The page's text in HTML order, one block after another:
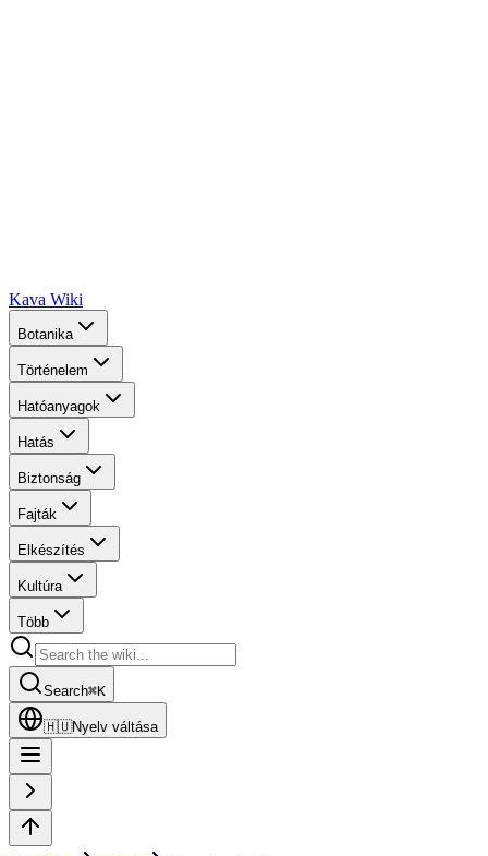
Kava Wiki
Botanika
Történelem
Hatóanyagok
Hatás
Biztonság
Fajták
Elkészítés
Kultúra
Több
Search⌘K
🇭🇺Nyelv váltása